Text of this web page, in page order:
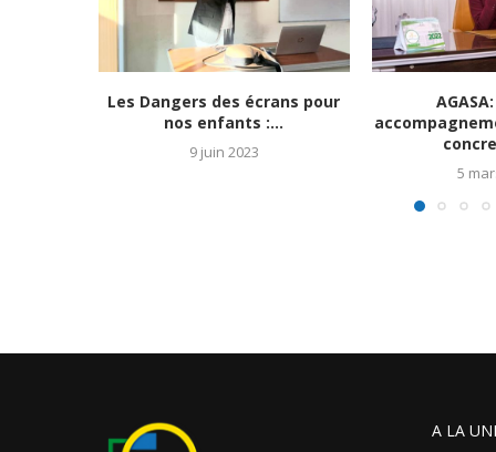
Les Dangers des écrans pour
nos enfants :...
9 juin 2023
5
A LA